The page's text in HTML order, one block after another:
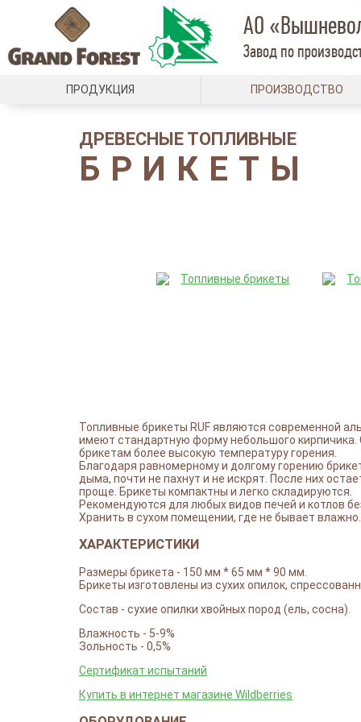
АО
Завод по
ПРОДУКЦИЯ ПРОИЗВОДСТВО
ДРЕВЕСНЫЕ ТОПЛИВНЫЕ
БРИКЕТЫ
Топливные брикеты RUF являются современной
имеют стандартную форму небольшого
брикетам более высокую температуру горения.
Благодаря равномерному и долгому горению
дыма, почти не пахнут и не искрят. После них
проще. Брикеты компактны и легко складируются.
Рекомендуются для любых видов печей и котлов
Хранить в сухом помещении, где не бывает влажно.
ХАРАКТЕРИСТИКИ
Размеры брикета - 150 мм * 65 мм * 90 мм.
Брикеты изготовлены из сухих опилок,
Состав - сухие опилки хвойных пород (ель, сосна).
Влажность - 5-9%
Зольность - 0,5%
Сертификат испытаний
Купить в интернет магазине Wildberries